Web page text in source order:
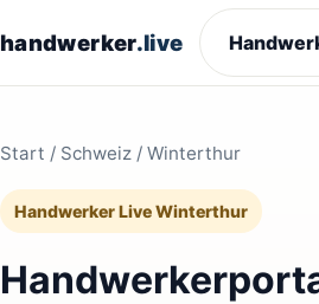
handwerker.live
Start / Schweiz / Winterthur
Handwerker Live Winterthur